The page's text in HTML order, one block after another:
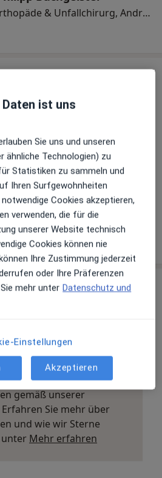
Urologe, Orthopäde & Unfallchirurg, Androloge
Fachärztin für Urologie
Rastatt
Bewertungen ist wichtig.
moderieren
gemäß unserer
Sie mehr über
und wie wir Sterne
Mehr erfahren
ist uns
Sie uns und unseren
ähnliche Technologien) zu
Statistiken zu sammeln und
Ihren Surfgewohnheiten
Cookies akzeptieren,
verwenden, die für die
unserer Website technisch
Cookies können nie
Ihre Zustimmung jederzeit
oder Ihre Präferenzen
mehr unter Datenschutz und
Einstellungen
Akzeptieren